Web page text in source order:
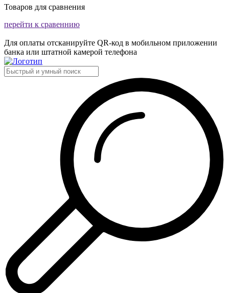
Товаров для сравнения
перейти к сравеннию
Для оплаты отсканируйте QR-код в мобильном приложении
банка или штатной камерой телефона